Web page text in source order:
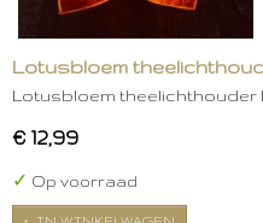
Lotusbloem
Lotusbloem theelichthouder
€ 12,99
✓ Op voorraad